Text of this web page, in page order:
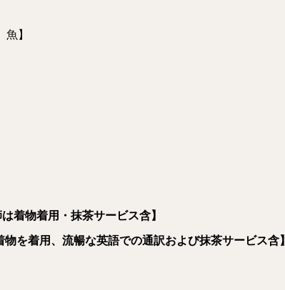
】
物着用・抹茶サービス含】
を着用、流暢な英語での通訳および抹茶サービス含